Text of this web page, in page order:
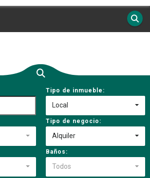
Tipo de inmueble:
Local
Tipo de negocio:
Alquiler
Baños:
Todos